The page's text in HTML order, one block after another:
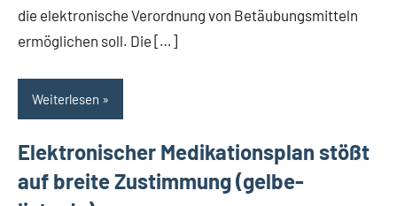
die elektronische Verordnung von Betäubungsmitteln
ermöglichen soll. Die […]
Weiterlesen
Elektronischer Medikationsplan stößt
auf breite Zustimmung (gelbe-